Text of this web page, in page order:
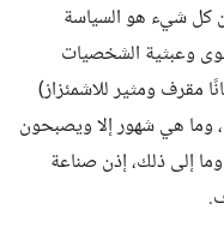
كل شيء هو السياسة
وعبثية الشخصيات
مقرف ومثير للاشمئزاز)
وما هي شهور إلا ويصبحون
إلى ذلك، إذن صناعة